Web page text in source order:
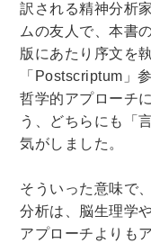
訳される精神分析
ムの友人で、本書
版にあたり序文を
「 Postscriptum 」
哲学的アプローチ
う、どちらにも「
気がしました。
そういった意味で
分析は、脳生理学
アプローチよりも